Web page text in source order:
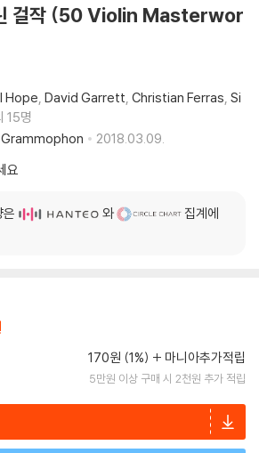
걸작 (50 Violin Masterwor
Hope David Garrett Christian Ferras Si
15명
2018.03.09.
요
와
집계에
170원 (1%) 마니아추가적립
5만원 이상 구매 시 2천원 추가 적립